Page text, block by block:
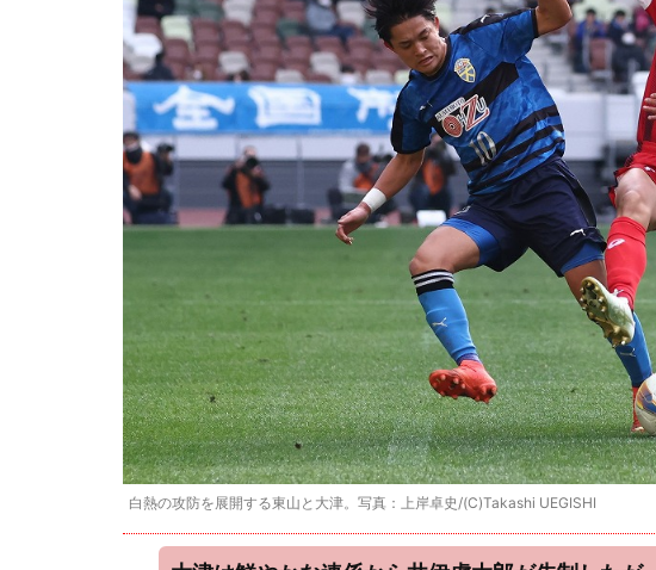
白熱の攻防を展開する東山と大津。写真：上岸卓史/(C)Takashi UEGISHI